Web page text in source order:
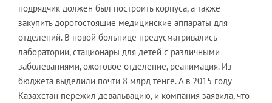
подрядчик должен был построить корпуса, а также
закупить дорогостоящие медицинские аппараты для
отделений. В новой больнице предусматривались
лаборатории, стационары для детей с различными
заболеваниями, ожоговое отделение, реанимация. Из
бюджета выделили почти 8 млрд тенге. А в 2015 году
Казахстан пережил девальвацию, и компания заявила, что